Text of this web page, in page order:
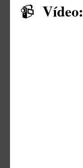
📹 Vídeo: